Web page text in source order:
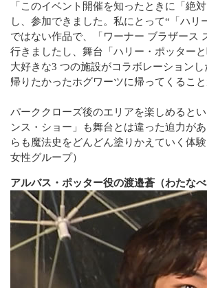
「このイベント開催を知ったときに「絶
し、参加できました。私にとって“「ハ
ではない作品で、「ワーナー ブラザース
行きましたし、舞台「ハリー・ポッター
大好きな3 つの施設がコラボレーション
帰りたかったホグワーツに帰ってくるこ
パーククローズ後のエリアを楽しめると
ンス・ショー」も舞台とは違った迫力が
らも魔法史をどんどん塗りかえていく体
女性グループ）
アルバス・ポッター役の渡邉蒼（わたな